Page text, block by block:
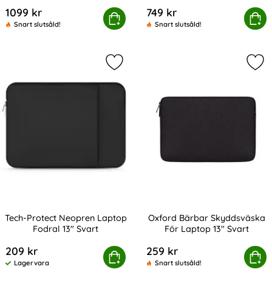
1099 kr
Snart slutsåld!
Köp
RYDEN Ryggsäck Med Lösenordslås & USB Svart
749 kr
Snart slutsåld!
Köp
Tech-Protect Ryggsäck 20L
Tech-Protect Neopren Laptop
Fodral 13" Svart
209 kr
Tillgänglighet:
Lagervara
Köp
Tech-Protect Neopren Laptop Fodral 13" Svart
Markera tech-Protect Neopren
Oxford Bärbar Skyddsväska
För Laptop 13" Svart
259 kr
Snart slutsåld!
Köp
Oxford Bärbar